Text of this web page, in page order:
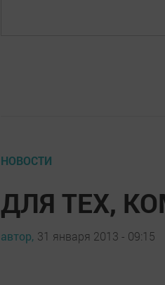
НОВОСТИ
ДЛЯ ТЕХ,
автор, 31 января 2013 - 09:15